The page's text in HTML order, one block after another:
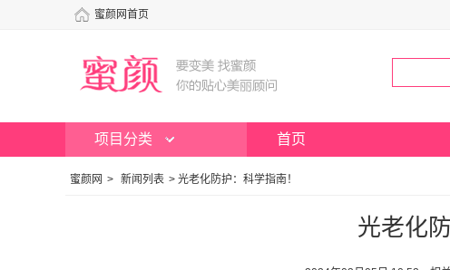
蜜颜网首页
项目分类 首页
蜜颜网 > 新闻列表 > 光老化防护：科学指南！
光老化